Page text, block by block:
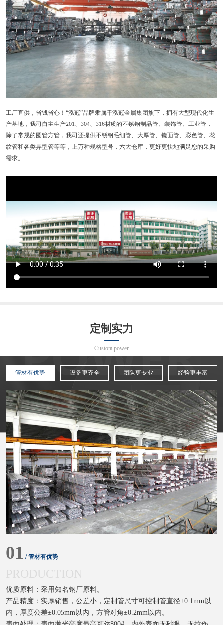
工厂直供，省钱省心！“泓冠”品牌隶属于泓冠金属集团旗下，拥有大型现代化生
产基地，我司自主生产201、304、316材质的不锈钢制品管、装饰管、工业管，
除了常规的圆管方管，我司还提供不锈钢毛细管、大厚管、镜面管、彩色管、花
纹管和各类异型管等等，上万种规格型号，六大仓库，更好更快地满足您的采购
需求。
定制实力
Custom power
管材有优势 设备更齐全 团队更专业 经验更丰富
01 / 管材有优势
优质原料：采用知名钢厂原料。
产品精度：实厚销售，公差小，定制管尺寸可控制管直径±0.1mm以
内，厚度公差±0.05mm以内，方管对角±0.2mm以内。